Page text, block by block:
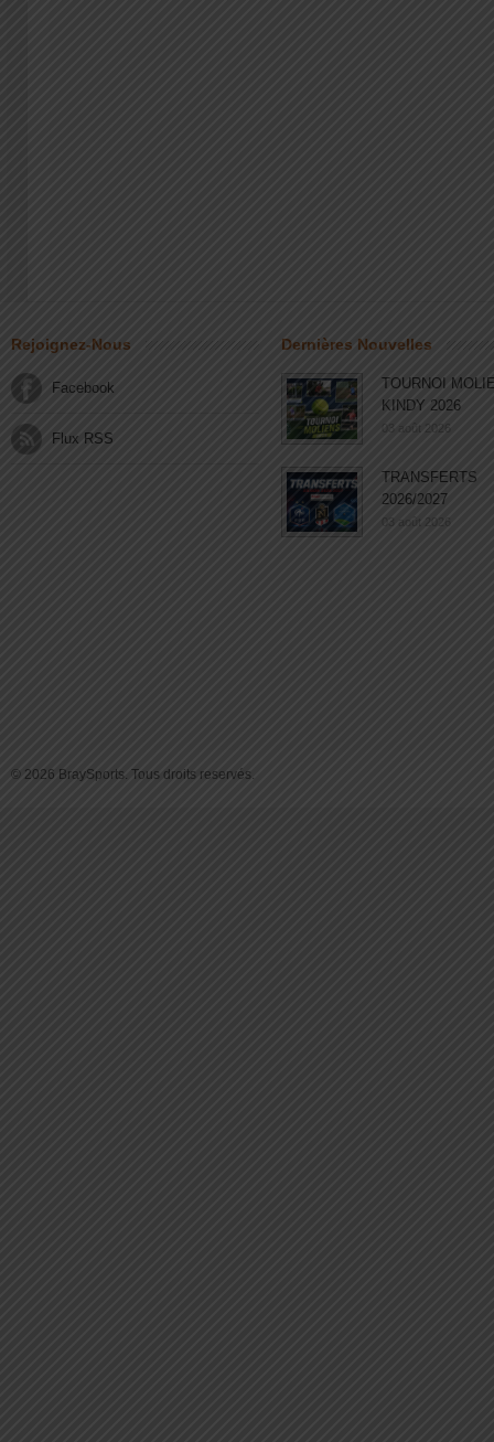
Rejoignez-Nous
Facebook
Flux RSS
Dernières Nouvelles
TOURNOI
KINDY 2026
03 août 2026
TRANSFERTS
2026/2027
03 août 2026
© 2026 BraySports. Tous droits reservés.